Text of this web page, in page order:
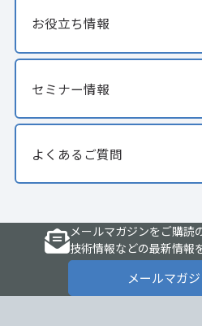
お役立ち情報
セミナー情報
よくあるご質問
メールマガジンをご購読
技術情報などの最新情報
メールマガ